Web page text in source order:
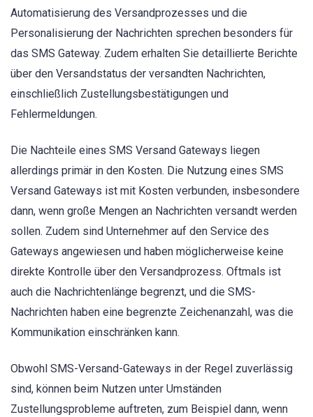
Automatisierung des Versandprozesses und die
Personalisierung der Nachrichten sprechen besonders für
das SMS Gateway. Zudem erhalten Sie detaillierte Berichte
über den Versandstatus der versandten Nachrichten,
einschließlich Zustellungsbestätigungen und
Fehlermeldungen.
Die Nachteile eines SMS Versand Gateways liegen
allerdings primär in den Kosten. Die Nutzung eines SMS
Versand Gateways ist mit Kosten verbunden, insbesondere
dann, wenn große Mengen an Nachrichten versandt werden
sollen. Zudem sind Unternehmer auf den Service des
Gateways angewiesen und haben möglicherweise keine
direkte Kontrolle über den Versandprozess. Oftmals ist
auch die Nachrichtenlänge begrenzt, und die SMS-
Nachrichten haben eine begrenzte Zeichenanzahl, was die
Kommunikation einschränken kann.
Obwohl SMS-Versand-Gateways in der Regel zuverlässig
sind, können beim Nutzen unter Umständen
Zustellungsprobleme auftreten, zum Beispiel dann, wenn